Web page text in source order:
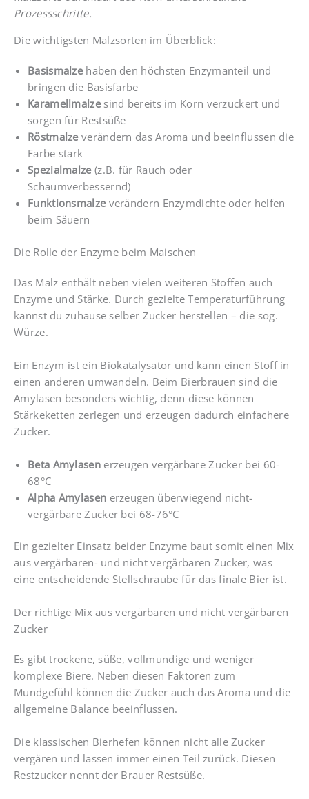
Prozessschritte.
Die wichtigsten Malzsorten im Überblick:
Basismalze haben den höchsten Enzymanteil und
bringen die Basisfarbe
Karamellmalze sind bereits im Korn verzuckert und
sorgen für Restsüße
Röstmalze verändern das Aroma und beeinflussen die
Farbe stark
Spezialmalze (z.B. für Rauch oder
Schaumverbessernd)
Funktionsmalze verändern Enzymdichte oder helfen
beim Säuern
Die Rolle der Enzyme beim Maischen
Das Malz enthält neben vielen weiteren Stoffen auch
Enzyme und Stärke. Durch gezielte Temperaturführung
kannst du zuhause selber Zucker herstellen – die sog.
Würze.
Ein Enzym ist ein Biokatalysator und kann einen Stoff in
einen anderen umwandeln. Beim Bierbrauen sind die
Amylasen besonders wichtig, denn diese können
Stärkeketten zerlegen und erzeugen dadurch einfachere
Zucker.
Beta Amylasenerzeugen vergärbare Zucker bei 60-
68°C
Alpha Amylasen erzeugen überwiegend nicht-
vergärbare Zucker bei 68-76°C
Ein gezielter Einsatz beider Enzyme baut somit einen Mix
aus vergärbaren- und nicht vergärbaren Zucker, was
eine entscheidende Stellschraube für das finale Bier ist.
Der richtige Mix aus vergärbaren und nicht vergärbaren
Zucker
Es gibt trockene, süße, vollmundige und weniger
komplexe Biere. Neben diesen Faktoren zum
Mundgefühl können die Zucker auch das Aroma und die
allgemeine Balance beeinflussen.
Die klassischen Bierhefen können nicht alle Zucker
vergären und lassen immer einen Teil zurück. Diesen
Restzucker nennt der Brauer Restsüße.